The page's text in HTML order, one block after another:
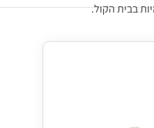
בבית הקול.